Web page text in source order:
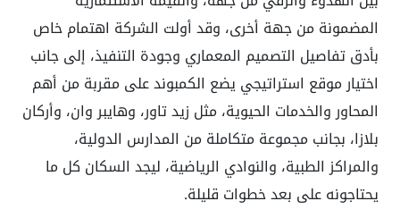
المضمونة من جهة أخرى، وقد أولت الشركة اهتمام خاص
بأدق تفاصيل التصميم المعماري وجودة التنفيذ، إلى جانب
اختيار موقع استراتيجي يضع الكمبوند على مقربة من أهم
المحاور والخدمات الحيوية، مثل زيد تاور، وهايبر وان، وأركان
بلازا، بجانب مجموعة متكاملة من المدارس الدولية،
والمراكز الطبية، والنوادي الرياضية، ليجد السكان كل ما
يحتاجونه على بعد خطوات قليلة.